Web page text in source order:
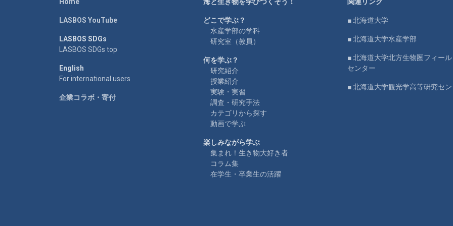
LASBOS YouTube
LASBOS SDGs
LASBOS SDGs top
English
For international users
企業コラボ・寄付
どこで学ぶ？
水産学部の学科
研究室（教員）
何を学ぶ？
研究紹介
授業紹介
実験・実習
調査・研究手法
カテゴリから探す
動画で学ぶ
楽しみながら学ぶ
集まれ！生き物大好き者
コラム集
在学生・卒業生の活躍
■ 北海道大学
■ 北海道大学水産学部
■ 北海道大学北方生物圏フィー
センター
■ 北海道大学観光学高等研究セ